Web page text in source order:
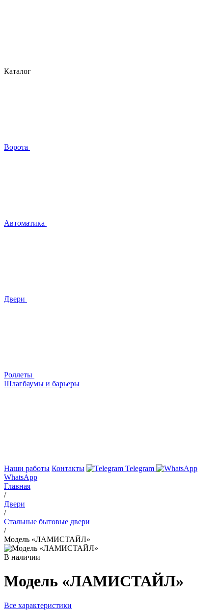
Каталог
Ворота
Автоматика
Двери
Роллеты
Шлагбаумы и барьеры
Наши работы Контакты
Telegram
WhatsApp
Главная
/
Двери
/
Стальные бытовые двери
/
Модель «ЛАМИСТАЙЛ»
В наличии
Модель «ЛАМИСТАЙЛ»
Все характеристики